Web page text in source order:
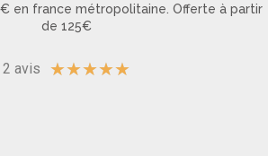
en france métropolitaine. Offerte à partir
de 125€
2 avis ★★★★★